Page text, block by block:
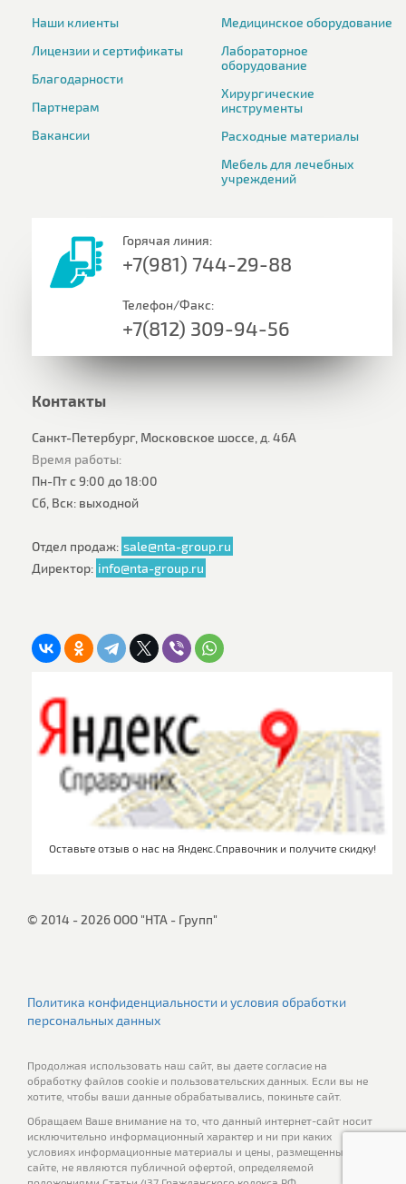
Наши клиенты
Лицензии и сертификаты
Благодарности
Партнерам
Вакансии
Медицинское оборудование
Лабораторное
оборудование
Хирургические
инструменты
Расходные материалы
Мебель для лечебных
учреждений
Горячая линия:
+7(981) 744-29-88
Телефон/Факс:
+7(812) 309-94-56
Контакты
Санкт-Петербург, Московское шоссе, д. 46А
Время работы:
Пн-Пт с 9:00 до 18:00
Сб, Вск: выходной
Отдел продаж: sale@nta-group.ru
Директор: info@nta-group.ru
Оставьте отзыв о нас на Яндекс.Справочник и получите скидку!
© 2014 - 2026 ООО "НТА - Групп"
Политика конфиденциальности и условия обработки
персональных данных
Продолжая использовать наш сайт, вы даете согласие на
обработку файлов cookie и пользовательских данных. Если вы не
хотите, чтобы ваши данные обрабатывались, покиньте сайт.
Обращаем Ваше внимание на то, что данный интернет-сайт носит
исключительно информационный характер и ни при каких
условиях информационные материалы и цены, размещенные на
сайте, не являются публичной офертой, определяемой